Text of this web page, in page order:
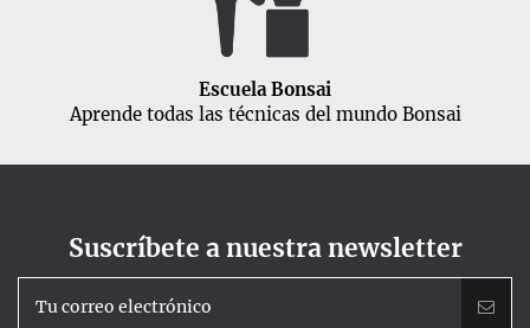
Escuela Bonsai
Aprende todas las técnicas del mundo Bonsai
Suscríbete a nuestra newsletter